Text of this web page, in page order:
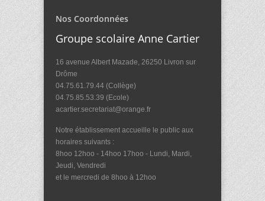
Nos Coordonnées
Groupe scolaire Anne Cartier
16 avenue Albert Mazade, 26250 Livron sur
Drôme
04.75.61.79.44 (Collège)
04.75.85.53.39 (Ecole)
acartier.secretariat@orange.fr
Notre établissement accueille le public aux
horaires suivants :
8hoo 12hoo - 14hoo 17hoo - Lundi, Mardi,
Jeudi, Vendredi
et le mercredi de 8hoo à 12hoo